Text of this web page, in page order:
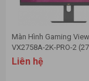
Màn Hình Gaming
VX2758A-2K-PRO-2
2K - IPS - 170Hz - 1ms)
Liên hệ